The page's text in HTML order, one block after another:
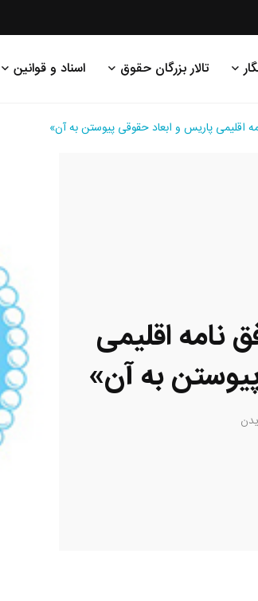
تالار بزرگان حقوق اسناد و قوانین
پاریس و ابعاد حقوقی پیوستن به آن»
اقلیمی
به آن»